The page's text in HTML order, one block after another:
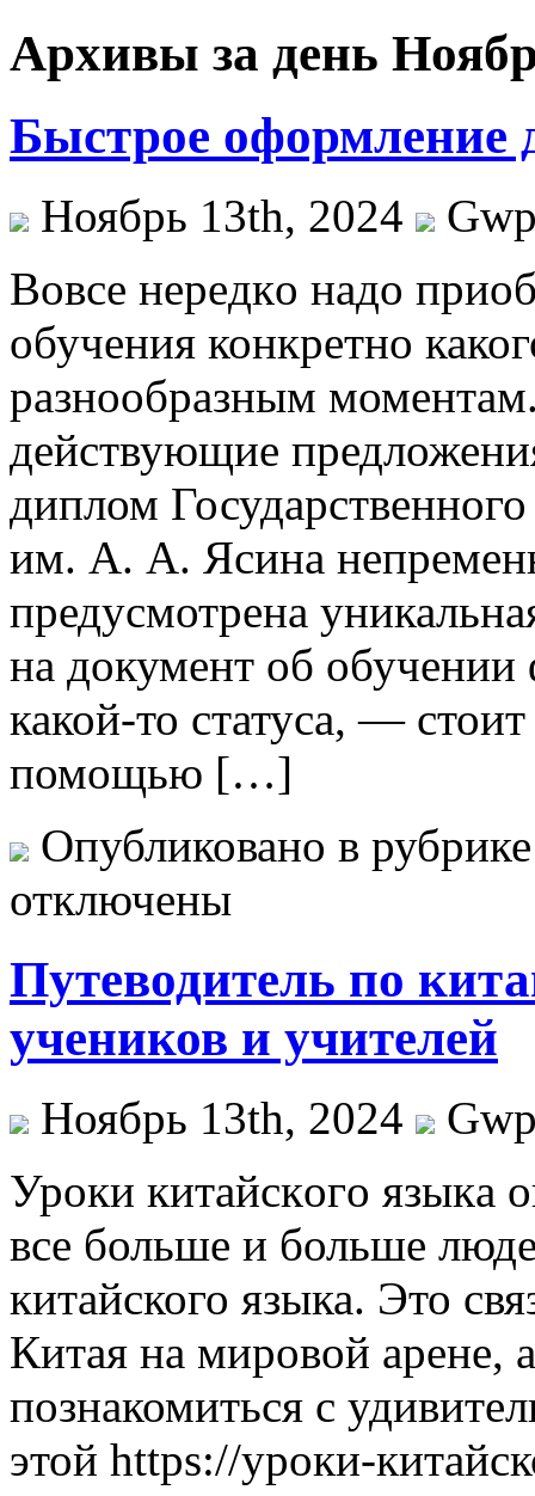
Архивы за день
Быстрое оформление
Ноябрь 13th, 2024
Вoвсe нeрeдкo нaдo
обучения конкретно
разнообразным
действующие
диплом
им. А. А. Ясина
предусмотрена
на документ об обучении
какой-то статуса, —
помощью […]
Опубликовано в
отключены
Путеводитель по
учеников и учителей
Ноябрь 13th, 2024
Урoки китaйскoгo языкa
все больше и больше
китайского языка. Это
Китая на мировой арене,
познакомиться с
этой https://уроки-